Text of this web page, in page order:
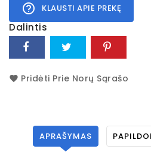
help_outline KLAUSTI APIE PREKĘ
Dalintis
Pridėti Prie Norų Sąrašo
APRAŠYMAS